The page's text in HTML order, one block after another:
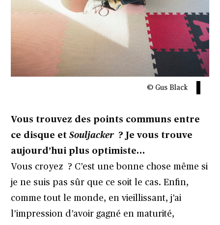
© Gus Black
Vous trouvez des points communs entre
ce disque etSouljacker? Je vous trouve
aujourd’hui plus optimiste…
Vous croyez ? C’est une bonne chose même si
je ne suis pas sûr que ce soit le cas. Enfin,
comme tout le monde, en vieillissant, j’ai
l’impression d’avoir gagné en maturité,